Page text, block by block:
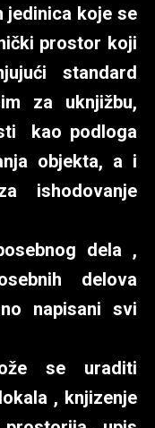
jedinica koje se
prostor koji
standard
za uknjižbu,
kao podloga
objekta, a i
ishodovanje
dela ,
delova
napisani svi
se uraditi
, knjizenje